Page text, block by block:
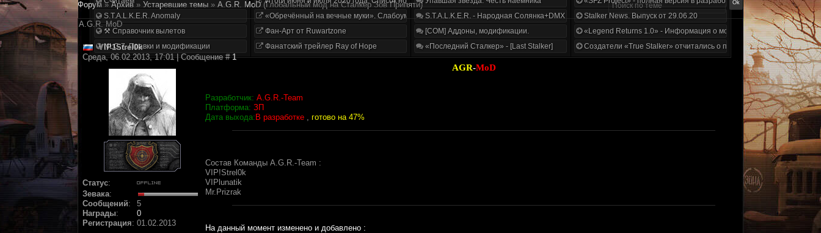
S.T.A.L.K.E.R. Anomaly
⚒ Справочник вылетов
NLC 7. Правки и модификации
«Обречённый на вечные муки». Слабоумие и отвага
Фан-Арт от Ruwartzone
Фанатский трейлер Ray of Hope
S.T.A.L.K.E.R. - Народная Солянка+DMX 1.3.5.ООП.МА.К.
[COM] Аддоны, модификации.
«Последний Сталкер» - [Last Stalker]
Stalker News. Выпуск от 29.06.20
«Legend Returns 1.0» - Информация о моде за июнь 2020
Создатели «True Stalker» отчитались о проделанной работе
Форум » Архив » Устаревшие темы » A.G.R. MoD (Глобальный мод на Сталкер Зов Припяти)
A.G.R. MoD
VIP1Strel0k
Среда, 06.02.2013, 17:01 | Сообщение #1
Статус:
Зевака:
Сообщений:
5
Награды:
0
Регистрация: 01.02.2013
AGR-MoD
Разработчик: A.G.R.-Team
Платформа: ЗП
Дата выхода: В разработке , готово на 47%
Состав Команды A.G.R.-Team :
VIP!Strel0k
VIPlunatik
Mr.Prizrak
На данный момент изменено и добавлено :